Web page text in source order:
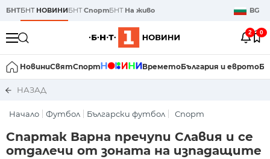
БНТБНТ НОВИНИБНТСпортБНТ На живо BG
2 0
НовиниСвятСпорт ВреметоБългария и еврото
НАЗАД
Начало Футбол Български футбол Спорт
Спартак Варна пречупи Славия и се
отдалечи от зоната на изпадащите